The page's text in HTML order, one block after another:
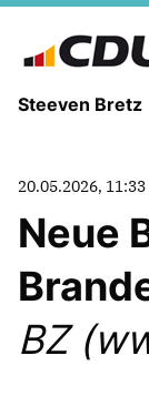
Steeven Bretz
20.05.2026,
Neue
BZ